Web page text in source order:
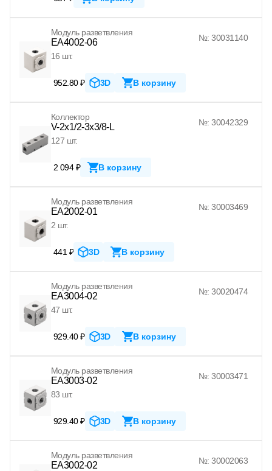
Модуль разветвления
EA4002-06
№: 30031140
16 шт.
952.80 ₽ 3D В корзину
Коллектор
V-2x1/2-3x3/8-L
№: 30042329
127 шт.
2 094 ₽ В корзину
Модуль разветвления
EA2002-01
№: 30003469
2 шт.
441 ₽ 3D В корзину
Модуль разветвления
EA3004-02
№: 30020474
47 шт.
929.40 ₽ 3D В корзину
Модуль разветвления
EA3003-02
№: 30003471
83 шт.
929.40 ₽ 3D В корзину
Модуль разветвления
EA3002-02
№: 30002063